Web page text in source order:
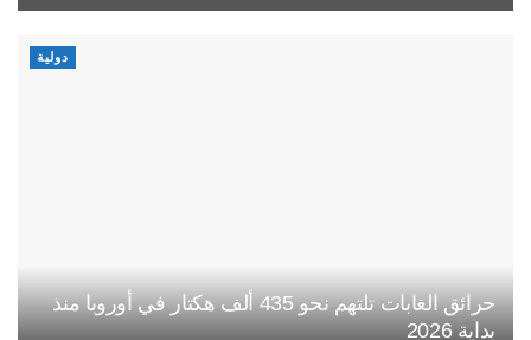
دولية
حرائق الغابات تلتهم نحو 435 ألف هكتار في أوروبا منذ
بداية 2026